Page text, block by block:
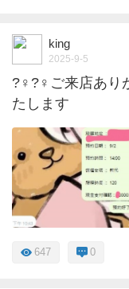
king
2025-9-5
?‍♀️?‍♀️ご来店あり
たします
647 0